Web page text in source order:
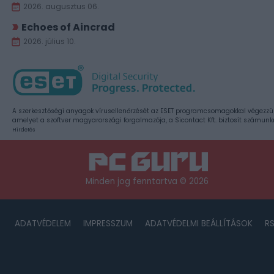
2026. augusztus 06.
Echoes of Aincrad
2026. július 10.
A szerkesztőségi anyagok vírusellenőrzését az ESET programcsomagokkal
amelyet a szoftver magyarországi forgalmazója, a Sicontact Kft. biztosít
Hirdetés
Minden jog fenntartva © 2026
ADATVÉDELEM IMPRESSZUM ADATVÉDELMI BEÁLLÍTÁSOK